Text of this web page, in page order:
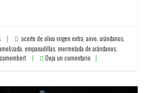
aceite de oliva virgen extra, aove, arándanos,
, empanadillas, mermelada de arándanos,
Deja un comentario